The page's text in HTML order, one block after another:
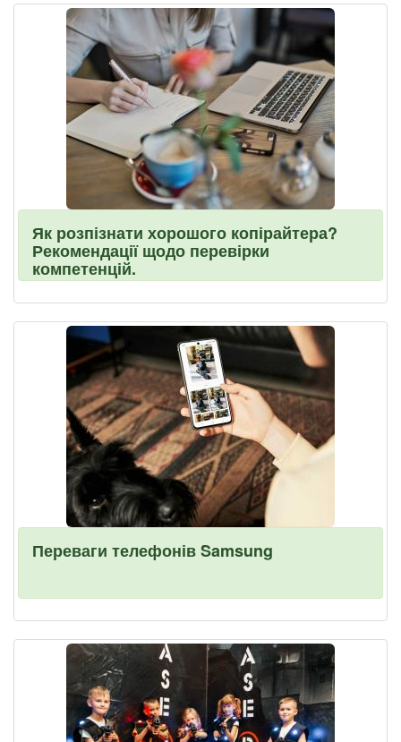
Як розпізнати хорошого копірайтера?
Рекомендації щодо перевірки
компетенцій.
Переваги телефонів Samsung